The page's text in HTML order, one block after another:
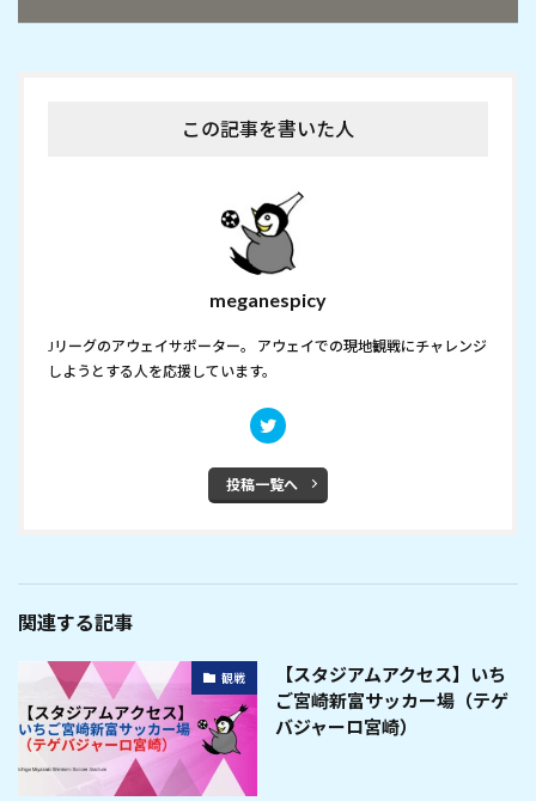
この記事を書いた人
meganespicy
Jリーグのアウェイサポーター。 アウェイでの現地観戦にチャレンジ
しようとする人を応援しています。
投稿一覧へ
関連する記事
観戦
【スタジアムアクセス】いち
ご宮崎新富サッカー場（テゲ
バジャーロ宮崎）